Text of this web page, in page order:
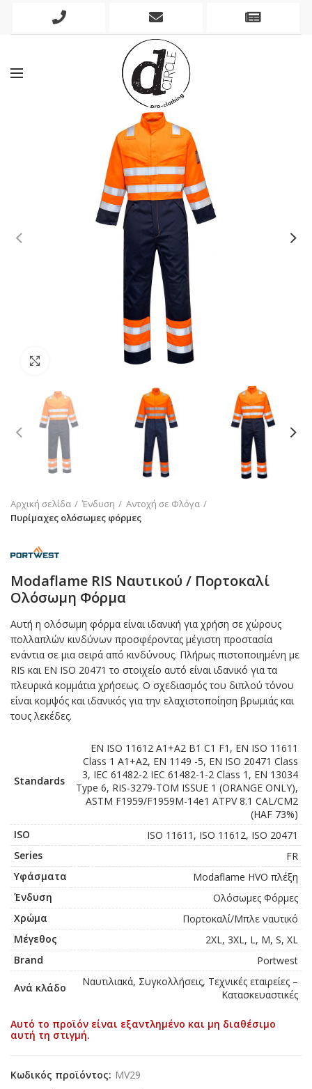
Phone
Mobile
Αρχική σελίδα Ένδυση
Αντοχή σε Φλόγα
Πυρίμαχες ολόσωμες φόρμες
Modaflame RIS Ναυτικού / Πορτοκαλί
Ολόσωμη Φόρμα
Αυτή η ολόσωμη φόρμα είναι ιδανική για χρήση σε χώρους
πολλαπλών κινδύνων προσφέροντας μέγιστη προστασία
ενάντια σε μια σειρά από κινδύνους. Πλήρως πιστοποιημένη με
RIS και EN ISO 20471 το στοιχείο αυτό είναι ιδανικό για τα
πλευρικά κομμάτια χρήσεως. Ο σχεδιασμός του διπλού τόνου
είναι κομψός και ιδανικός για την ελαχιστοποίηση βρωμιάς και
τους λεκέδες.
Standards
EN ISO 11612 A1+A2 B1 C1 F1, EN ISO 11611
Class 1 A1+A2, EN 1149 -5, EN ISO 20471 Class
3, IEC 61482-2 IEC 61482-1-2 Class 1, EN 13034
Type 6, RIS-3279-TOM ISSUE 1 (ORANGE ONLY),
ASTM F1959/F1959M-14e1 ATPV 8.1 CAL/CM2
(HAF 73%)
ISO
ISO 11611, ISO 11612, ISO 20471
Series
FR
Υφάσματα
Modaflame HVO πλέξη
Ένδυση
Ολόσωμες Φόρμες
Χρώμα
Πορτοκαλί/Μπλε ναυτικό
Μέγεθος
2XL, 3XL, L, M, S, XL
Brand
Portwest
Ανά κλάδο
Ναυτιλιακά, Συγκολλήσεις, Τεχνικές εταιρείες –
Κατασκευαστικές
Αυτό το προϊόν είναι εξαντλημένο και μη διαθέσιμο
αυτή τη στιγμή.
Κωδικός προϊόντος: MV29